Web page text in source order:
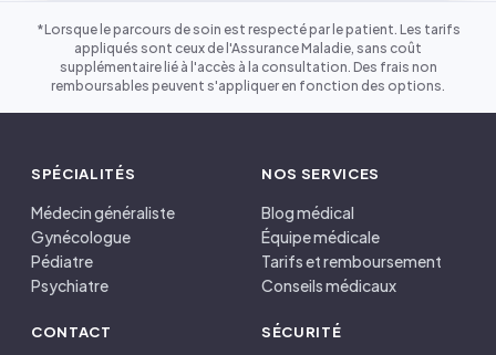
*Lorsque le parcours de soin est respecté par le patient. Les tarifs
appliqués sont ceux de l'Assurance Maladie, sans coût
supplémentaire lié à l'accès à la consultation. Des frais non
remboursables peuvent s'appliquer en fonction des options.
SPÉCIALITÉS
Médecin généraliste
Gynécologue
Pédiatre
Psychiatre
NOS SERVICES
Blog médical
Équipe médicale
Tarifs et remboursement
Conseils médicaux
CONTACT SÉCURITÉ